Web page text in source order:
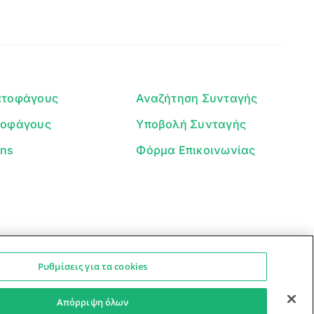
Αναζήτηση Συνταγής
Υποβολή Συνταγής
Φόρμα Επικοινωνίας
Προστασία Προσωπικών Δεδομένων
Ο βοηθός μπορεί να κάνει λάθη — ελέγξτε τις συνταγές.
Ρυθμίσεις για τα cookies
Απόρριψη όλων